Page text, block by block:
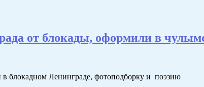
от блокады, оформили в
блокадном Ленинграде, фотоподборку и поэзию